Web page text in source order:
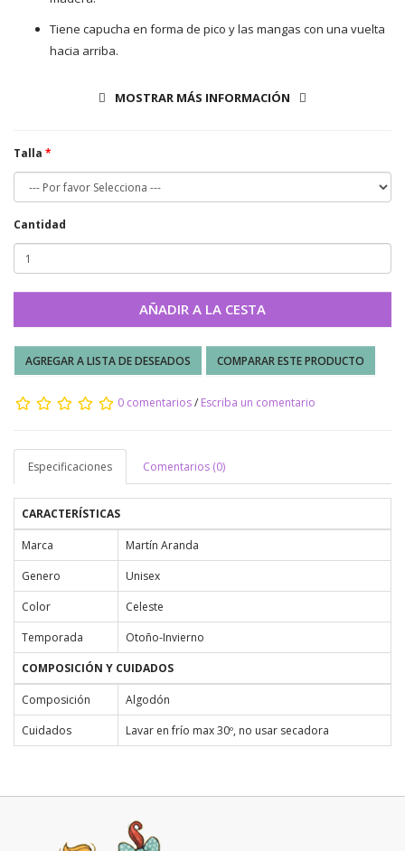
Tiene capucha en forma de pico y las mangas con una vuelta
hacia arriba.
adorno, es cortita pero muy abrigada y perfecta cuando bajan
Se trata de una prenda unisex, que igual sirve para arreglado
como para más informal, por lo que es muy ponible y de fácil
combinación.
Su lana es muy abrigadita y cómoda.
MOSTRAR MÁS INFORMACIÓN
Talla
Cantidad
AÑADIR A LA CESTA
AGREGAR A LISTA DE DESEADOS COMPARAR ESTE PRODUCTO
0 comentarios/ Escriba un comentario
Especificaciones Comentarios (0)
CARACTERÍSTICAS
Marca
Martín Aranda
Genero
Unisex
Color
Celeste
Temporada
Otoño-Invierno
COMPOSICIÓN Y CUIDADOS
Composición
Algodón
Cuidados
Lavar en frío max 30º, no usar secadora